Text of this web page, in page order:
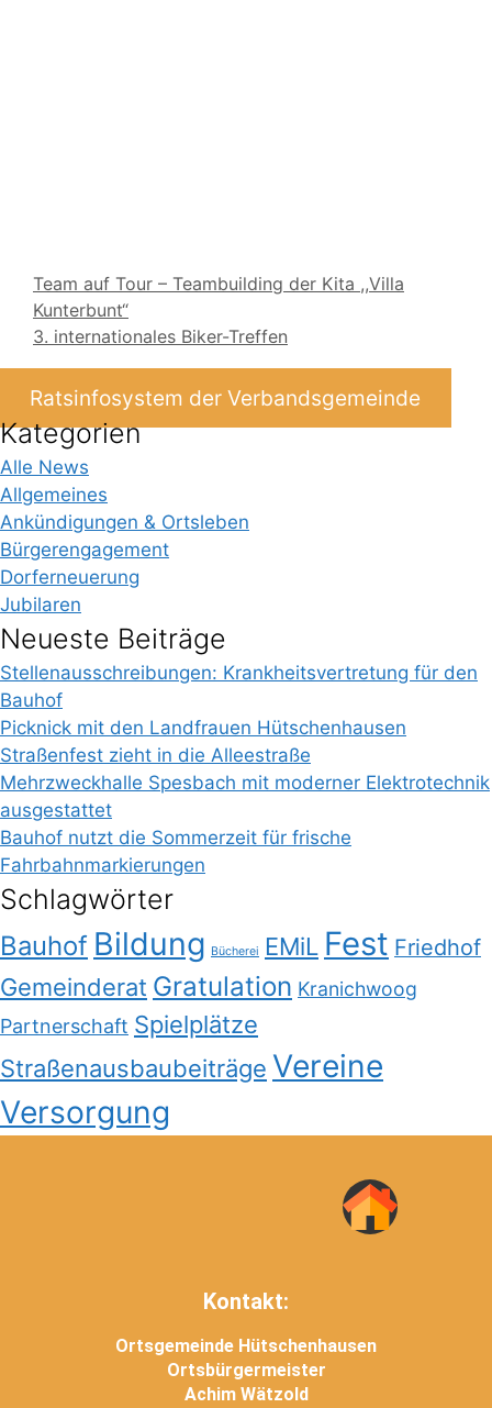
Team auf Tour – Teambuilding der Kita ,,Villa
Kunterbunt“
3. internationales Biker-Treffen
Ratsinfosystem der Verbandsgemeinde
Kategorien
Alle News
Allgemeines
Ankündigungen & Ortsleben
Bürgerengagement
Dorferneuerung
Jubilaren
Neueste Beiträge
Stellenausschreibungen: Krankheitsvertretung für den
Bauhof
Picknick mit den Landfrauen Hütschenhausen
Straßenfest zieht in die Alleestraße
Mehrzweckhalle Spesbach mit moderner Elektrotechnik
ausgestattet
Bauhof nutzt die Sommerzeit für frische
Fahrbahnmarkierungen
Schlagwörter
Bauhof Bildung Bücherei EMiL Fest Friedhof
Gemeinderat Gratulation Kranichwoog
Partnerschaft Spielplätze
Straßenausbaubeiträge Vereine
Versorgung
Kontakt:
Ortsgemeinde Hütschenhausen
Ortsbürgermeister
Achim Wätzold